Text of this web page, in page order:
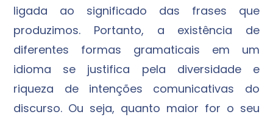
ligada ao significado das frases que
produzimos. Portanto, a existência de
diferentes formas gramaticais em um
idioma se justifica pela diversidade e
riqueza de intenções comunicativas do
discurso. Ou seja, quanto maior for o seu